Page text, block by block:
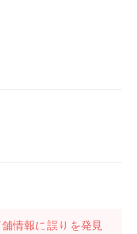
情報に誤りを発見